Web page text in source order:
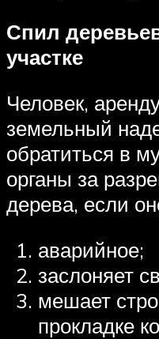
Спил
участке
Человек,
земельный
обратиться в
органы за
дерева, если
аварийное;
заслоняет
мешает
прокладке